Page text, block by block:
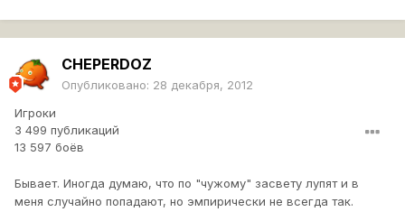
CHEPERDOZ
Опубликовано: 28 декабря, 2012
Игроки
3 499 публикаций
13 597 боёв
Бывает. Иногда думаю, что по "чужому" засвету лупят и в
меня случайно попадают, но эмпирически не всегда так.